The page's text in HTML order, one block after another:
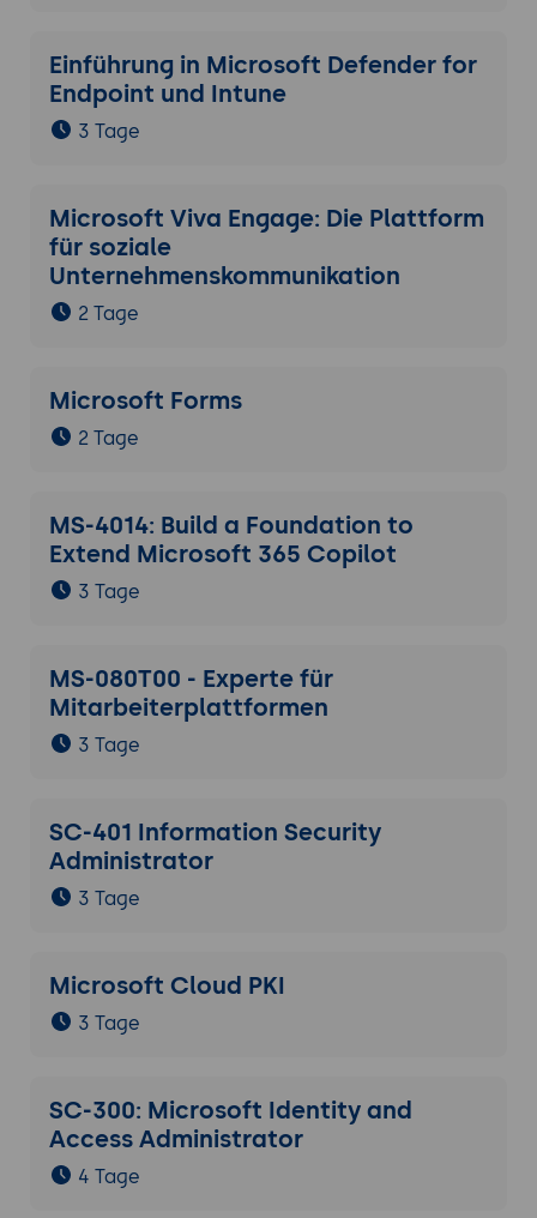
Einführung in Microsoft Defender for
Endpoint und Intune
3 Tage
Microsoft Viva Engage: Die Plattform
für soziale
Unternehmenskommunikation
2 Tage
Microsoft Forms
2 Tage
MS-4014: Build a Foundation to
Extend Microsoft 365 Copilot
3 Tage
MS-080T00 - Experte für
Mitarbeiterplattformen
3 Tage
SC-401 Information Security
Administrator
3 Tage
Microsoft Cloud PKI
3 Tage
SC-300: Microsoft Identity and
Access Administrator
4 Tage